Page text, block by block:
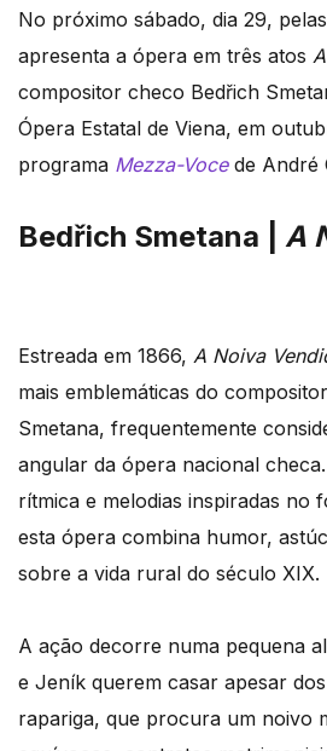
No próximo sábado, dia 29,
apresenta a ópera em três atos
compositor checo Bedřich
Ópera Estatal de Viena, em
programa Mezza-Vocede André
Bedřich Smetana | A
Estreada em 1866, A Noiva
mais emblemáticas do
Smetana, frequentemente
angular da ópera nacional
rítmica e melodias inspiradas no
esta ópera combina humor,
sobre a vida rural do século XIX.
A ação decorre numa pequena
e Jeník querem casar apesar
rapariga, que procura um noivo